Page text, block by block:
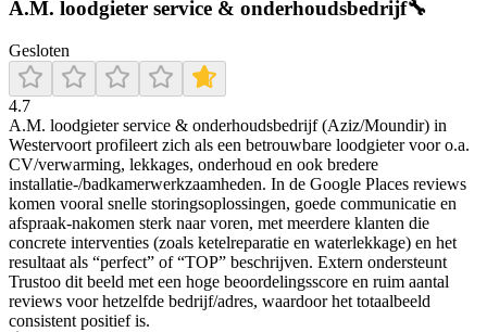
A.M. loodgieter service & onderhoudsbedrijf🔧
Gesloten
4.7
A.M. loodgieter service & onderhoudsbedrijf (Aziz/Moundir) in
Westervoort profileert zich als een betrouwbare loodgieter voor o.a.
CV/verwarming, lekkages, onderhoud en ook bredere
installatie-/badkamerwerkzaamheden. In de Google Places reviews
komen vooral snelle storingsoplossingen, goede communicatie en
afspraak-nakomen sterk naar voren, met meerdere klanten die
concrete interventies (zoals ketelreparatie en waterlekkage) en het
resultaat als “perfect” of “TOP” beschrijven. Extern ondersteunt
Trustoo dit beeld met een hoge beoordelingsscore en ruim aantal
reviews voor hetzelfde bedrijf/adres, waardoor het totaalbeeld
consistent positief is.